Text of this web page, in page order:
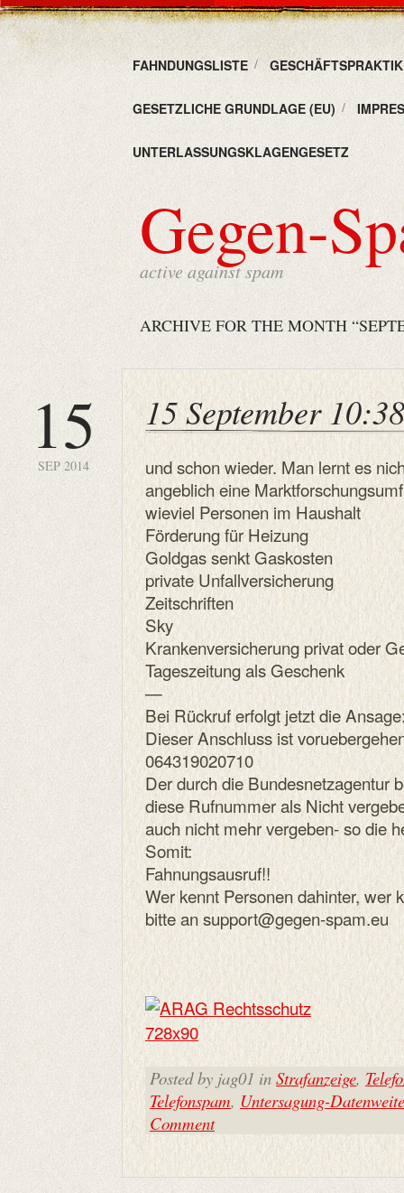
FAHNDUNGSLISTE
GESETZLICHE GRUNDLAGE (EU)
UNTERLASSUNGSKLAGENGESETZ
Gegen-
active against spam
ARCHIVE FOR THE MONTH
15
SEP 2014
15 September
und schon wieder. Man lernt es
angeblich eine
wieviel Personen im Haushalt
Förderung für Heizung
Goldgas senkt Gaskosten
private Unfallversicherung
Zeitschriften
Sky
Krankenversicherung privat oder
Tageszeitung als Geschenk
—
Bei Rückruf erfolgt jetzt die
Dieser Anschluss ist
064319020710
Der durch die Bundesnetzagentur
diese Rufnummer als Nicht
auch nicht mehr vergeben- so die
Somit:
Fahnungsausruf!!
Wer kennt Personen dahinter, wer
bitte an support@gegen-spam.eu
Posted by jag01 in Strafanzeige,
Telefonspam, Untersagung-
Comment